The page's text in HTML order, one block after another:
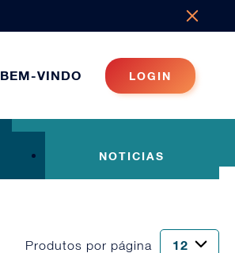
BEM-VINDO LOGIN
NOTICIAS
Produtos por página